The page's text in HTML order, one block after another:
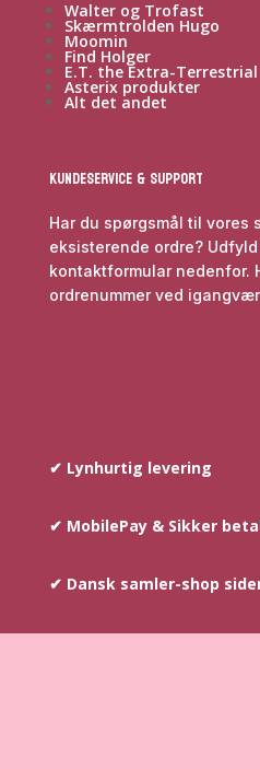
Walter og Trofast
Skærmtrolden Hugo
Moomin
Find Holger
E.T. the Extra-Terrestrial
Asterix produkter
Alt det andet
Kundeservice & Support
Har du spørgsmål til vores
eksisterende ordre?
kontaktformular nedenfor.
ordrenummer ved
✔ Lynhurtig levering
✔ MobilePay & Sikker
✔ Dansk samler-shop